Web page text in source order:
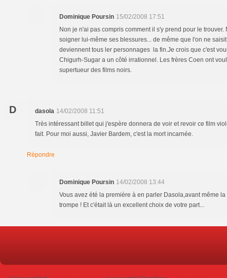
Dominique Poursin 15/02/2008 17:51
Non je n'ai pas compris comment il s'y prend pour le trouver.
soigner lui-même ses blessures... de même que l'on ne
deviennent tous ler personnages la fin.Je crois que c'est
Chigurh-Sugar a un côté irrationnel. Les frères Coen ont
supertueur des films noirs.
D dasola 14/02/2008 11:51
Très intéressant billet qui j'espère donnera de voir et revoir ce film
fait. Pour moi aussi, Javier Bardem, c'est la mort incarnée.
Répondre
Dominique Poursin 14/02/2008 13:44
Vous avez été la première à en parler Dasola,avant même
trompe ! Et c'était là un excellent choix de votre part...